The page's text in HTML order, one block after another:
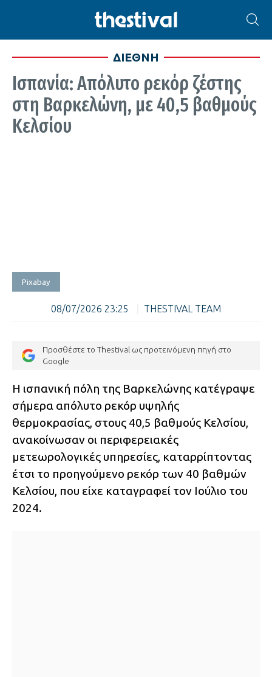
ΔΙΕΘΝΗ
Ισπανία: Απόλυτο ρεκόρ ζέστης
στη Βαρκελώνη, με 40,5 βαθμούς
Κελσίου
Pixabay
08/07/2026 23:25 THESTIVAL TEAM
Προσθέστε το Thestival ως προτεινόμενη πηγή στο
Google
Η ισπανική πόλη της Βαρκελώνης κατέγραψε
σήμερα απόλυτο ρεκόρ υψηλής
θερμοκρασίας, στους 40,5 βαθμούς Κελσίου,
ανακοίνωσαν οι περιφερειακές
μετεωρολογικές υπηρεσίες, καταρρίπτοντας
έτσι το προηγούμενο ρεκόρ των 40 βαθμών
Κελσίου, που είχε καταγραφεί τον Ιούλιο του
2024.